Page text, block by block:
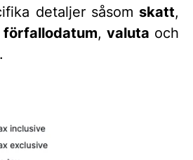
detaljer såsom skatt,
förfallodatum, valuta och
.